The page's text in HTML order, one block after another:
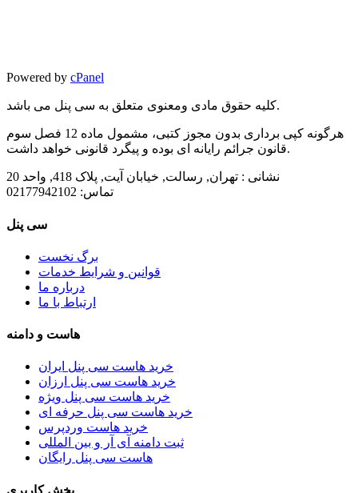
Powered by cPanel
کلیه حقوق مادی ومعنوی متعلق به سی پنل می باشد.
هرگونه کپی برداری بدون مجوز کتبی، مشمول ماده 12 فصل سوم
قانون جرائم رایانه ای بوده و پیگرد قانونی خواهد داشت.
نشانی : تهران, رسالت, خیابان آیت, پلاک 418, واحد 20
تماس:
سی پنل
برگ نخست
قوانین و شرایط خدمات
درباره ما
ارتباط با ما
هاست و دامنه
خرید هاست سی پنل ایران
خرید هاست سی پنل ارزان
خرید هاست سی پنل ویژه
خرید هاست سی پنل حرفه ای
خرید هاست وردپرس
ثبت دامنه آی آر و بین المللی
هاست سی پنل رایگان
بخش کاربری